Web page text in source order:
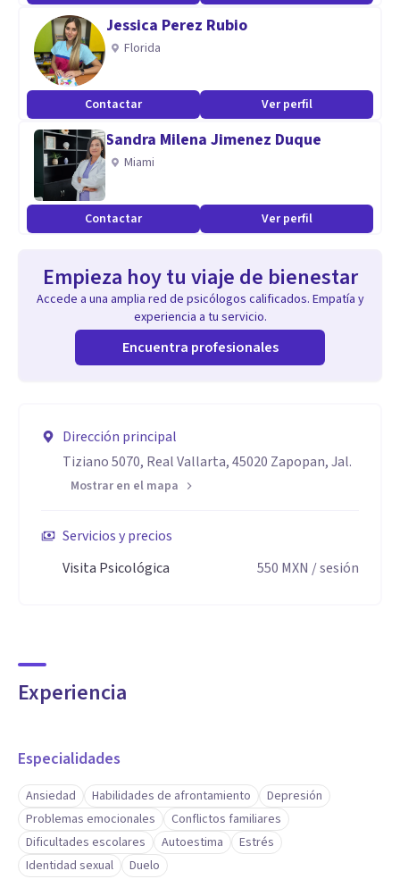
Jessica Perez Rubio
Florida
Contactar Ver perfil
Sandra Milena Jimenez Duque
Miami
Contactar Ver perfil
Empieza hoy tu viaje de bienestar
Accede a una amplia red de psicólogos calificados. Empatía y
experiencia a tu servicio.
Encuentra profesionales
Dirección principal
Tiziano 5070, Real Vallarta, 45020 Zapopan, Jal.
Mostrar en el mapa
Servicios y precios
Visita Psicológica
550 MXN / sesión
Experiencia
Especialidades
Ansiedad Habilidades de afrontamiento
Depresión
Problemas emocionales
Conflictos familiares
Dificultades escolares
Autoestima
Estrés
Identidad sexual
Duelo